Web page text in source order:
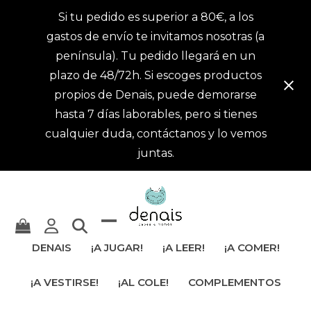
Si tu pedido es superior a 80€, a los
gastos de envío te invitamos nosotras (a
península). Tu pedido llegará en un
plazo de 48/72h. Si escoges productos
propios de Denais, puede demorarse
hasta 7 días laborables, pero si tienes
cualquier duda, contáctanos y lo vemos
juntas.
ocultar
móvil
DENAIS ¡A JUGAR! ¡A LEER! ¡A COMER!
¡A VESTIRSE! ¡AL COLE! COMPLEMENTOS